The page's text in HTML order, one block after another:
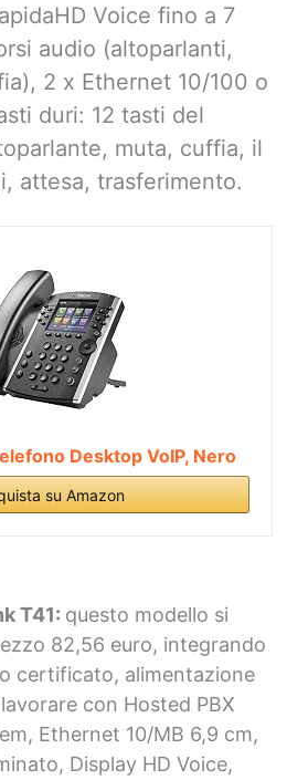
HD Voice fino a 7
audio (altoparlanti,
2 x Ethernet 10/100 o
duri: 12 tasti del
muta, cuffia, il
attesa, trasferimento.
Desktop VoIP, Nero
su Amazon
T41: questo modello si
82,56 euro, integrando
certificato, alimentazione
con Hosted PBX
Ethernet 10/MB 6,9 cm,
Display HD Voice,